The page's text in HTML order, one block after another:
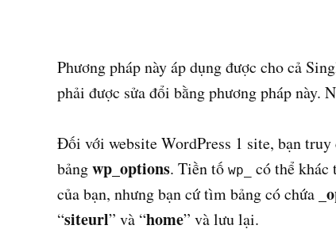
Phương pháp này áp dụng được cho cả
phải được sửa đổi bằng phương pháp này.
Đối với website WordPress 1 site, bạn
bảngwp_options. Tiền tố wp_
có thể khác
của bạn, nhưng bạn cứ tìm bảng có chứa
“siteurl” và “home” và lưu lại.